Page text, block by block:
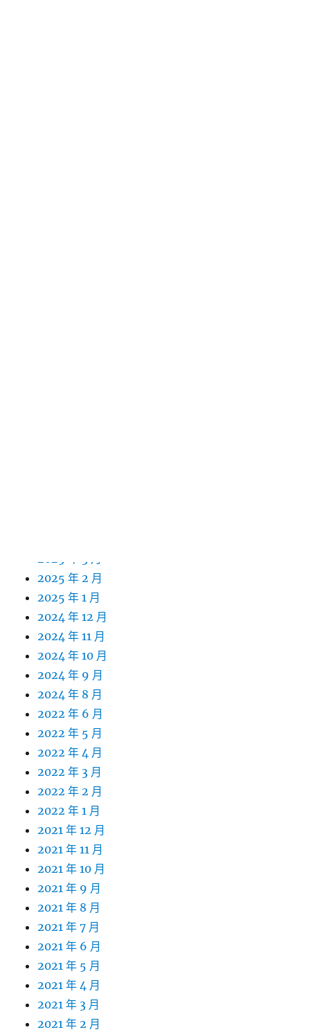
2025 年 3 月
2025 年 2 月
2025 年 1 月
2024 年 12 月
2024 年 11 月
2024 年 10 月
2024 年 9 月
2024 年 8 月
2022 年 6 月
2022 年 5 月
2022 年 4 月
2022 年 3 月
2022 年 2 月
2022 年 1 月
2021 年 12 月
2021 年 11 月
2021 年 10 月
2021 年 9 月
2021 年 8 月
2021 年 7 月
2021 年 6 月
2021 年 5 月
2021 年 4 月
2021 年 3 月
2021 年 2 月